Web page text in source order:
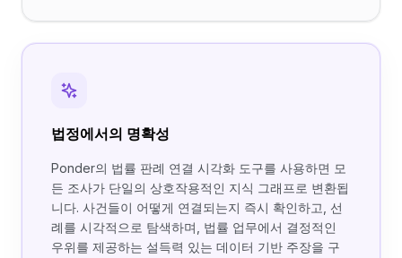
법정에서의 명확성
Ponder의 법률 판례 연결 시각화 도구를 사용하면 모
든 조사가 단일의 상호작용적인 지식 그래프로 변환됩
니다. 사건들이 어떻게 연결되는지 즉시 확인하고, 선
례를 시각적으로 탐색하며, 법률 업무에서 결정적인
우위를 제공하는 설득력 있는 데이터 기반 주장을 구